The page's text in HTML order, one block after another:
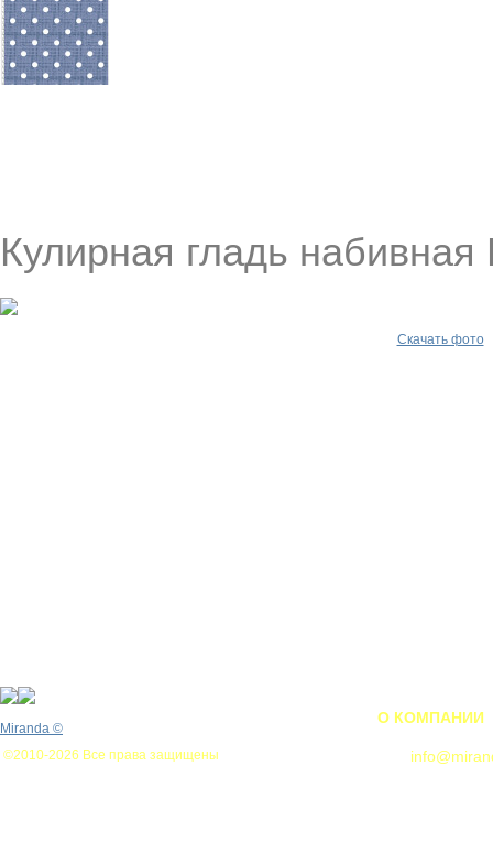
Кулирная гладь набивная
Скачать фото
Miranda ©
©2010-2026 Все права защищены
О КОМПАНИИ